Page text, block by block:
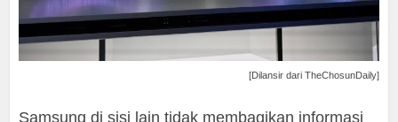
[Dilansir dari TheChosunDaily]
Samsung di sisi lain tidak membagikan informasi